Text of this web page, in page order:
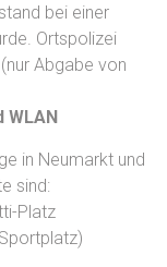
bei einer
Ortspolizei
Abgabe von
WLAN
in Neumarkt und
sind:
Platz